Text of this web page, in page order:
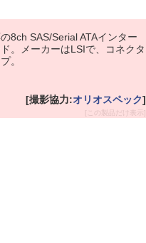
8ch SAS/Serial ATAインター
。メーカーはLSIで、コネクタ
。
[撮影協力:オリオスペック]
[この製品だけ表示]